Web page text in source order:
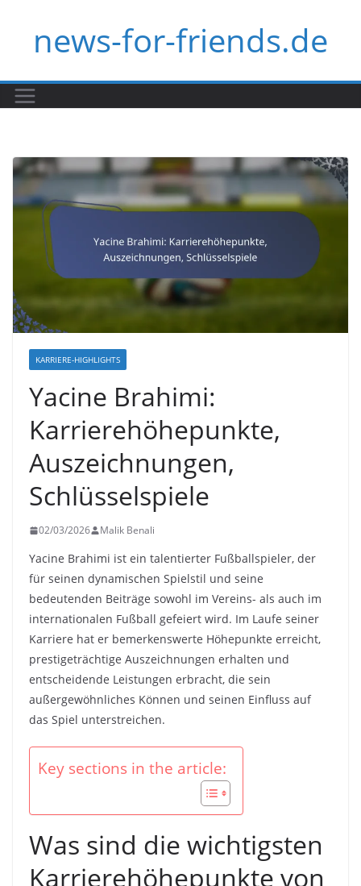
contentnews-for-friends.de
KARRIERE-HIGHLIGHTS
Yacine Brahimi:
Karrierehöhepunkte,
Auszeichnungen,
Schlüsselspiele
02/03/2026 Malik Benali
Yacine Brahimi ist ein talentierter Fußballspieler, der
für seinen dynamischen Spielstil und seine
bedeutenden Beiträge sowohl im Vereins- als auch im
internationalen Fußball gefeiert wird. Im Laufe seiner
Karriere hat er bemerkenswerte Höhepunkte erreicht,
prestigeträchtige Auszeichnungen erhalten und
entscheidende Leistungen erbracht, die sein
außergewöhnliches Können und seinen Einfluss auf
das Spiel unterstreichen.
Key sections in the article:
Was sind die wichtigsten
Karrierehöhepunkte von